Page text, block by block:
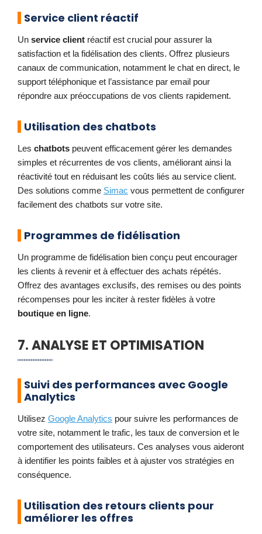
Service client réactif
Un service client réactif est crucial pour assurer la
satisfaction et la fidélisation des clients. Offrez plusieurs
canaux de communication, notamment le chat en direct, le
support téléphonique et l’assistance par email pour
répondre aux préoccupations de vos clients rapidement.
Utilisation des chatbots
Les chatbots peuvent efficacement gérer les demandes
simples et récurrentes de vos clients, améliorant ainsi la
réactivité tout en réduisant les coûts liés au service client.
Des solutions comme Simac vous permettent de configurer
facilement des chatbots sur votre site.
Programmes de fidélisation
Un programme de fidélisation bien conçu peut encourager
les clients à revenir et à effectuer des achats répétés.
Offrez des avantages exclusifs, des remises ou des points
récompenses pour les inciter à rester fidèles à votre
boutique en ligne.
7. ANALYSE ET OPTIMISATION
Suivi des performances avec Google
Analytics
Utilisez Google Analytics pour suivre les performances de
votre site, notamment le trafic, les taux de conversion et le
comportement des utilisateurs. Ces analyses vous aideront
à identifier les points faibles et à ajuster vos stratégies en
conséquence.
Utilisation des retours clients pour
améliorer les offres